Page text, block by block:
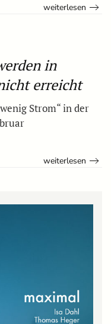
weiterlesen
in
erreicht
Strom“ in der
weiterlesen